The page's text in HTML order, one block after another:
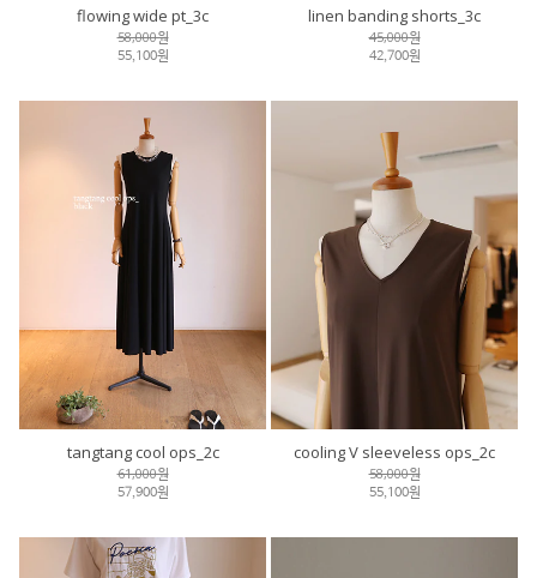
flowing wide pt_3c
58,000원
55,100원
linen banding shorts_3c
45,000원
42,700원
tangtang cool ops_2c
61,000원
57,900원
cooling V sleeveless ops_2c
58,000원
55,100원